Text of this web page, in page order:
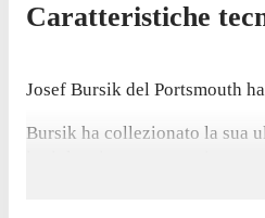
Caratteristiche
Josef Bursik del Portsmouth
Bursik ha collezionato la sua